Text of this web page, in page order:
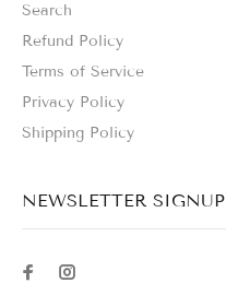
Search
Refund Policy
Terms of Service
Privacy Policy
Shipping Policy
NEWSLETTER SIGNUP